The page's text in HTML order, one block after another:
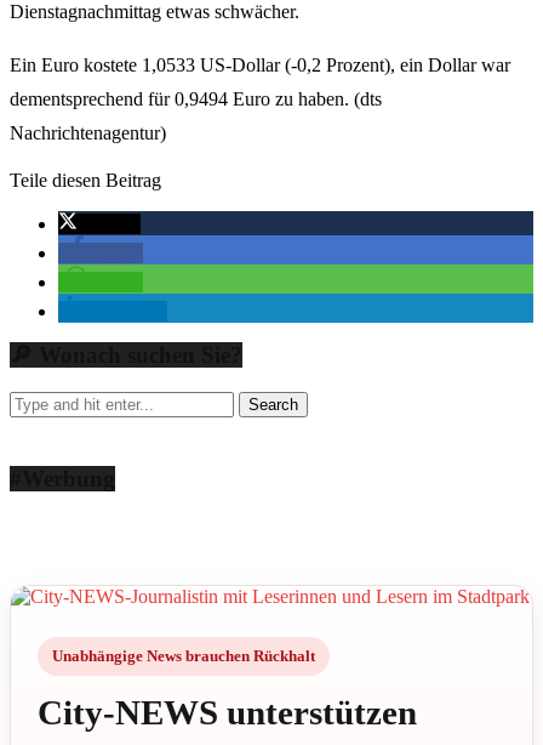
Dienstagnachmittag etwas schwächer.
Ein Euro kostete 1,0533 US-Dollar (-0,2 Prozent), ein Dollar war
dementsprechend für 0,9494 Euro zu haben. (dts
Nachrichtenagentur)
Teile diesen Beitrag
Unabhängige News brauchen Rückhalt
City-NEWS unterstützen